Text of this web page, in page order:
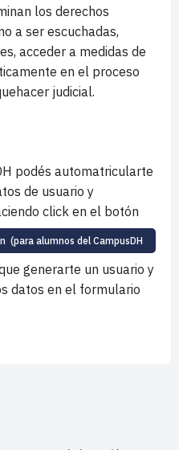
los derechos
a ser escuchadas,
acceder a medidas de
en el proceso
judicial.
podés automatricularte
de usuario y
click en el botón
(para alumnos del CampusDH
generarte un usuario y
datos en el formulario